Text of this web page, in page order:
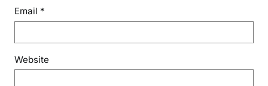
Email *
Website